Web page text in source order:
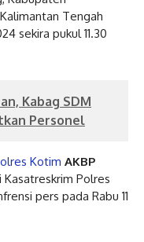
Tengah
sekira pukul 11.30
Kabag SDM
Personel
Kotim AKBP
Kasatreskrim Polres
pers pada Rabu 11